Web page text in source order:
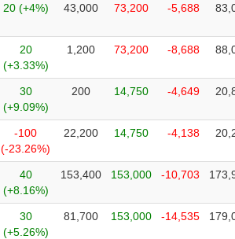
20 (+4%) 43,000 73,200 -5,688
20
(+3.33%)
1,200 73,200 -8,688
30
(+9.09%)
200 14,750 -4,649
-100
(-23.26%)
22,200 14,750 -4,138
40
(+8.16%)
153,400 153,000 -10,703
30
(+5.26%)
81,700 153,000 -14,535